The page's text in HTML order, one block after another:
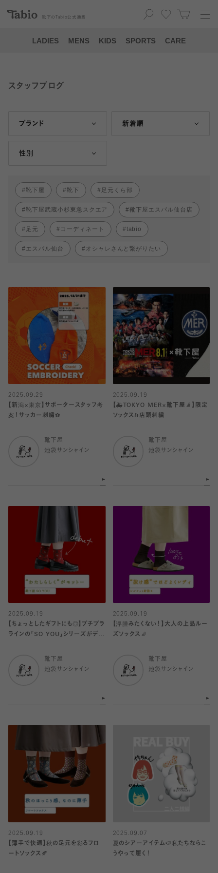
靴下の Tabio 公式通販
LADIES MENS KIDS SPORTS CARE
スタッフブログ
ブランド 新着順
性別
靴下屋 靴下 足元くら部
靴下屋武蔵小杉東急スクエア 靴下屋エスパル仙台店
足元 コーディネート tabio
エスパル仙台 オシャレさんと繋がりたい
2025.09.29
【新潟×東京】サポータースタッフ考
案！サッカー刺繍⚽️
靴下屋
池袋サンシャイン
2025.09.19
【🚑TOKYO MER×靴下屋🧦】限定
ソックス&店頭刺繍
靴下屋
池袋サンシャイン
2025.09.19
【ちょっとしたギフトにも◎】プチプラ
ラインの「SO YOU」シリーズがデビ
靴下屋
池袋サンシャイン
2025.09.19
【浮腫みたくない！】大人の上品ルー
ズソックス🧦
靴下屋
池袋サンシャイン
2025.09.19
【薄手で快適】秋の足元を彩るフロ
ートソックス🍂
2025.09.07
夏のシアーアイテム🍉私たちならこ
うやって履く！